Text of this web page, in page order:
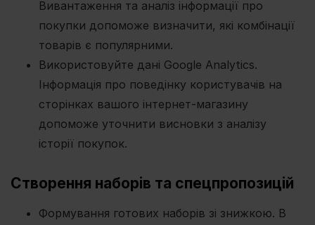
Вивантаження та аналіз інформації про
покупки допоможе визначити, які комбінації
товарів є популярними.
Використовуйте дані Google Analytics.
Інформація про поведінку користувачів на
сторінках вашого інтернет-магазину
допоможе уточнити висновки з аналізу
історії покупок.
Створення наборів та спецпропозицій
Формування готових наборів зі знижкою. В